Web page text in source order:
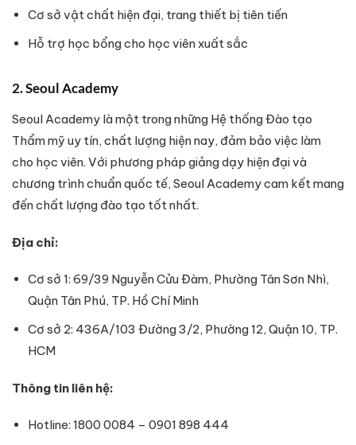
Cơ sở vật chất hiện đại, trang thiết bị tiên tiến
Hỗ trợ học bổng cho học viên xuất sắc
2. Seoul Academy
Seoul Academy là một trong những Hệ thống Đào tạo
Thẩm mỹ uy tín, chất lượng hiện nay, đảm bảo việc làm
cho học viên. Với phương pháp giảng dạy hiện đại và
chương trình chuẩn quốc tế, Seoul Academy cam kết mang
đến chất lượng đào tạo tốt nhất.
Địa chỉ:
Cơ sở 1: 69/39 Nguyễn Cửu Đàm, Phường Tân Sơn Nhì,
Quận Tân Phú, TP. Hồ Chí Minh
Cơ sở 2: 436A/103 Đường 3/2, Phường 12, Quận 10, TP.
HCM
Thông tin liên hệ:
Hotline: 1800 0084 – 0901 898 444